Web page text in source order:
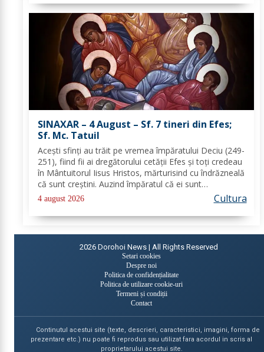
SINAXAR – 4 August – Sf. 7 tineri din Efes;
Sf. Mc. Tatuil
Aceşti sfinţi au trăit pe vremea împăratului Deciu (249-
251), fiind fii ai dregătorului cetăţii Efes şi toţi credeau
în Mântuitorul Iisus Hristos, mărturisind cu îndrăzneală
că sunt creştini. Auzind împăratul că ei sunt
mărturisitori ai lui Hristos, i-a chemat la judecată. În
faţa lui Deciu, cei...
4 august 2026 Cultura
2026 Dorohoi News | All Rights Reserved
Setari cookies
Despre noi
Politica de confidențialitate
Politica de utilizare cookie-uri
Termeni și condiții
Contact
Continutul acestui site (texte, descrieri, caracteristici, imagini, forma de
prezentare etc.) nu poate fi reprodus sau utilizat fara acordul in scris al
proprietarului acestui site.